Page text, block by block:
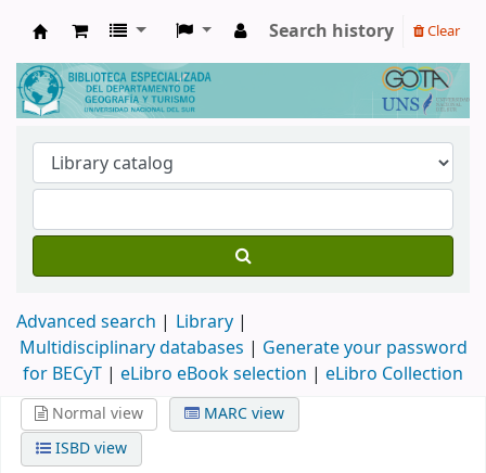
Biblioteca de Geografía y Turismo
Search history Clear
Advanced search
Library
Multidisciplinary databases | Generate your password
for BECyT | eLibro eBook selection | eLibro Collection
Normal view
MARC view
ISBD view